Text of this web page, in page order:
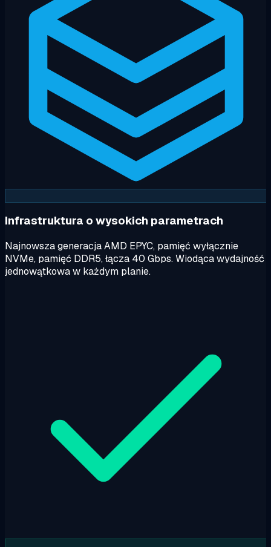
Infrastruktura o wysokich parametrach
Najnowsza generacja AMD EPYC, pamięć wyłącznie
NVMe, pamięć DDR5, łącza 40 Gbps. Wiodąca wydajność
jednowątkowa w każdym planie.